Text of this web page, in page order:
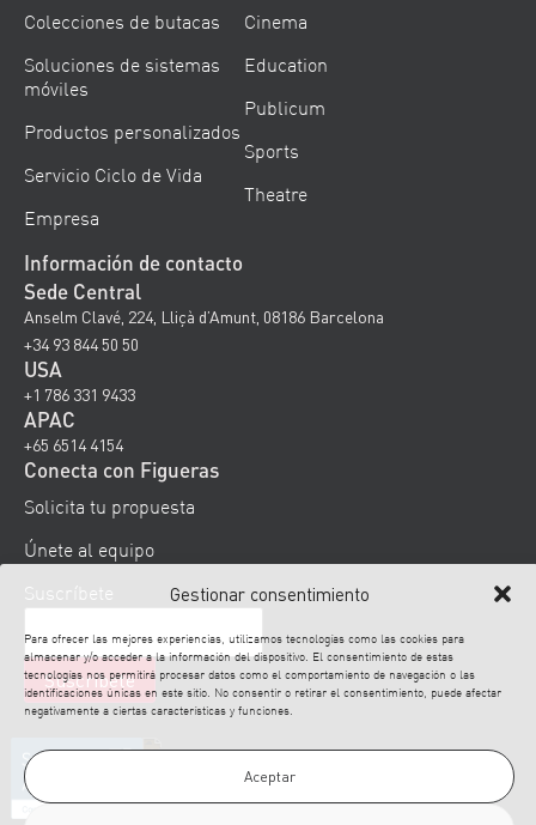
Gestionar consentimiento
Para ofrecer las mejores experiencias, utilizamos tecnologías como las cookies para
almacenar y/o acceder a la información del dispositivo. El consentimiento de estas
tecnologías nos permitirá procesar datos como el comportamiento de navegación o las
identificaciones únicas en este sitio. No consentir o retirar el consentimiento, puede afectar
negativamente a ciertas características y funciones.
Aceptar
Colecciones de butacas
Soluciones de sistemas
móviles
Productos personalizados
Servicio Ciclo de Vida
Empresa
Cinema
Education
Publicum
Sports
Theatre
Información de contacto
Sede Central
Anselm Clavé, 224, Lliçà d’Amunt, 08186 Barcelona
+34 93 844 50 50
USA
+1 786 331 9433
APAC
+65 6514 4154
Conecta con Figueras
Solicita tu propuesta
Únete al equipo
Suscríbete